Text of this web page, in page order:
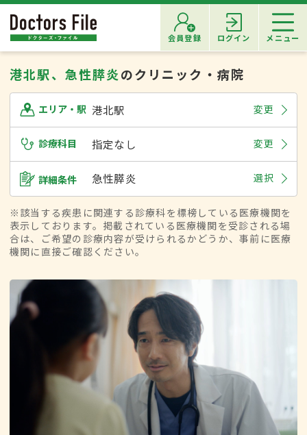
会員登録 ログイン メニュー
港北駅、急性膵炎のクリニック・病院
エリア・駅 港北駅 変更
診療科目 指定なし 変更
詳細条件 急性膵炎 選択
※該当する疾患に関連する診療科を標榜している医療機関を
表示しております。掲載されている医療機関を受診される場
合は、ご希望の診療内容が受けられるかどうか、事前に医療
機関に直接ご確認ください。